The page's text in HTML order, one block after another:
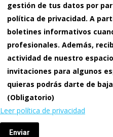
gestión de tus datos por
política de privacidad. A
boletines informativos
profesionales. Además,
actividad de nuestro
invitaciones para algunos
quieras podrás darte de
(Obligatorio)
Leer política de privacidad
Enviar